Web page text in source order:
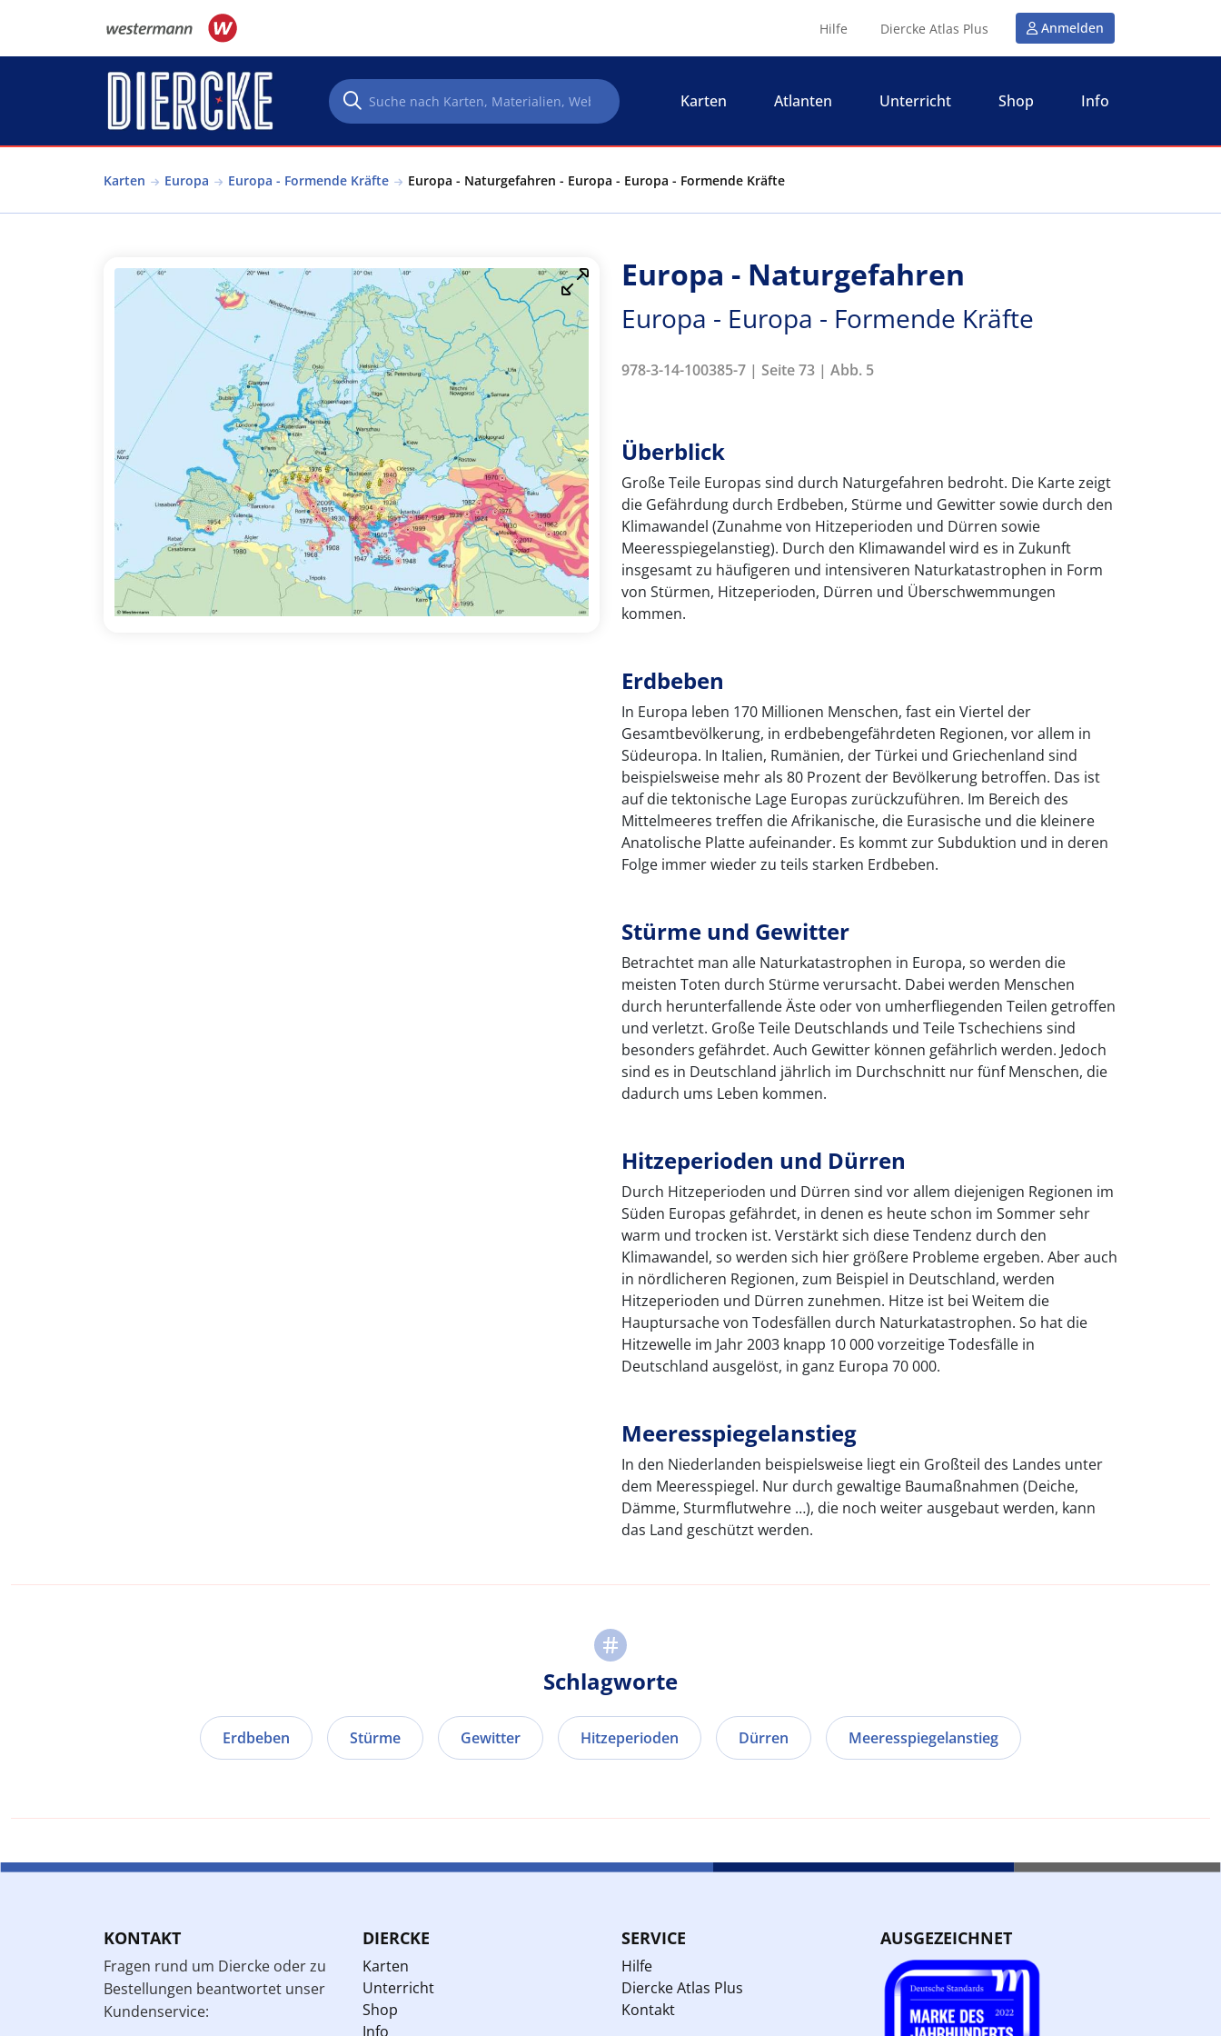
Hilfe Diercke Atlas Plus Anmelden
Karten Atlanten Unterricht Shop Info
Karten Europa Europa - Formende Kräfte Europa - Naturgefahren - Europa - Europa - Formende Kräfte
Europa - Naturgefahren
Europa - Europa - Formende Kräfte
978-3-14-100385-7 | Seite 73 | Abb. 5
Überblick
Große Teile Europas sind durch Naturgefahren bedroht. Die Karte zeigt
die Gefährdung durch Erdbeben, Stürme und Gewitter sowie durch den
Klimawandel (Zunahme von Hitzeperioden und Dürren sowie
Meeresspiegelanstieg). Durch den Klimawandel wird es in Zukunft
insgesamt zu häufigeren und intensiveren Naturkatastrophen in Form
von Stürmen, Hitzeperioden, Dürren und Überschwemmungen
kommen.
Erdbeben
In Europa leben 170 Millionen Menschen, fast ein Viertel der
Gesamtbevölkerung, in erdbebengefährdeten Regionen, vor allem in
Südeuropa. In Italien, Rumänien, der Türkei und Griechenland sind
beispielsweise mehr als 80 Prozent der Bevölkerung betroffen. Das ist
auf die tektonische Lage Europas zurückzuführen. Im Bereich des
Mittelmeeres treffen die Afrikanische, die Eurasische und die kleinere
Anatolische Platte aufeinander. Es kommt zur Subduktion und in deren
Folge immer wieder zu teils starken Erdbeben.
Stürme und Gewitter
Betrachtet man alle Naturkatastrophen in Europa, so werden die
meisten Toten durch Stürme verursacht. Dabei werden Menschen
durch herunterfallende Äste oder von umherfliegenden Teilen getroffen
und verletzt. Große Teile Deutschlands und Teile Tschechiens sind
besonders gefährdet. Auch Gewitter können gefährlich werden. Jedoch
sind es in Deutschland jährlich im Durchschnitt nur fünf Menschen, die
dadurch ums Leben kommen.
Hitzeperioden und Dürren
Durch Hitzeperioden und Dürren sind vor allem diejenigen Regionen im
Süden Europas gefährdet, in denen es heute schon im Sommer sehr
warm und trocken ist. Verstärkt sich diese Tendenz durch den
Klimawandel, so werden sich hier größere Probleme ergeben. Aber auch
in nördlicheren Regionen, zum Beispiel in Deutschland, werden
Hitzeperioden und Dürren zunehmen. Hitze ist bei Weitem die
Hauptursache von Todesfällen durch Naturkatastrophen. So hat die
Hitzewelle im Jahr 2003 knapp 10 000 vorzeitige Todesfälle in
Deutschland ausgelöst, in ganz Europa 70 000.
Meeresspiegelanstieg
In den Niederlanden beispielsweise liegt ein Großteil des Landes unter
dem Meeresspiegel. Nur durch gewaltige Baumaßnahmen (Deiche,
Dämme, Sturmflutwehre …), die noch weiter ausgebaut werden, kann
das Land geschützt werden.
Schlagworte
Erdbeben Stürme Gewitter Hitzeperioden Dürren Meeresspiegelanstieg
KONTAKT
Fragen rund um Diercke oder zu
Bestellungen beantwortet unser
Kundenservice:
DIERCKE
Karten
Unterricht
Shop
Info
SERVICE
Hilfe
Diercke Atlas Plus
Kontakt
AUSGEZEICHNET